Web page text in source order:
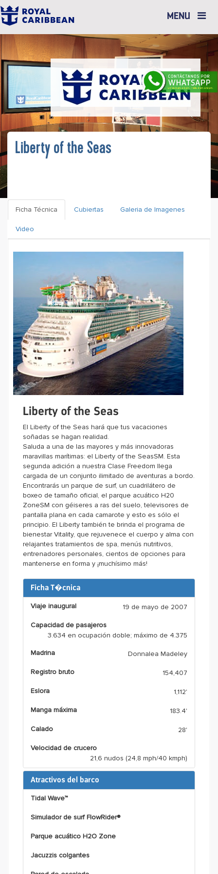
Toggle
MENU
Liberty of the Seas
Ficha Técnica Cubiertas Galeria de Imagenes
Video
Liberty of the Seas
El Liberty of the Seas hará que tus vacaciones
soñadas se hagan realidad.
Saluda a una de las mayores y más innovadoras
maravillas marítimas: el Liberty of the SeasSM. Esta
segunda adición a nuestra Clase Freedom llega
cargada de un conjunto ilimitado de aventuras a bordo.
Encontrarás un parque de surf, un cuadrilátero de
boxeo de tamaño oficial, el parque acuático H20
ZoneSM con géiseres a ras del suelo, televisores de
pantalla plana en cada camarote y esto es sólo el
principio. El Liberty también te brinda el programa de
bienestar Vitality, que rejuvenece el cuerpo y alma con
relajantes tratamientos de spa, menús nutritivos,
entrenadores personales, cientos de opciones para
mantenerse en forma y ¡muchísimo más!
Ficha T�cnica
Viaje inaugural 19 de mayo de 2007
Capacidad de pasajeros
3.634 en ocupación doble; máximo de 4.375
Madrina Donnalea Madeley
Registro bruto 154,407
Eslora 1,112'
Manga máxima 183.4'
Calado 28'
Velocidad de crucero
21,6 nudos (24,8 mph/40 kmph)
Atractivos del barco
Tidal Wave™
Simulador de surf FlowRider®
Parque acuático H2O Zone
Jacuzzis colgantes